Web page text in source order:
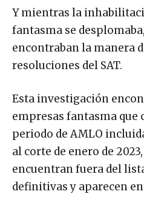
Y mientras la
fantasma se
encontraban la manera
resoluciones del SAT.
Esta investigación
empresas fantasma
periodo de AMLO
al corte de enero de
encuentran fuera del
definitivas y aparecen